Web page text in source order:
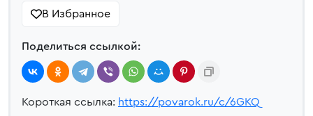
В Избранное
Поделиться ссылкой:
Короткая ссылка: https://povarok.ru/c/6GKQ